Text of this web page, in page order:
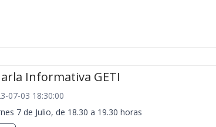
Informativa GETI
07-03 18:30:00
7 de Julio, de 18.30 a 19.30 horas